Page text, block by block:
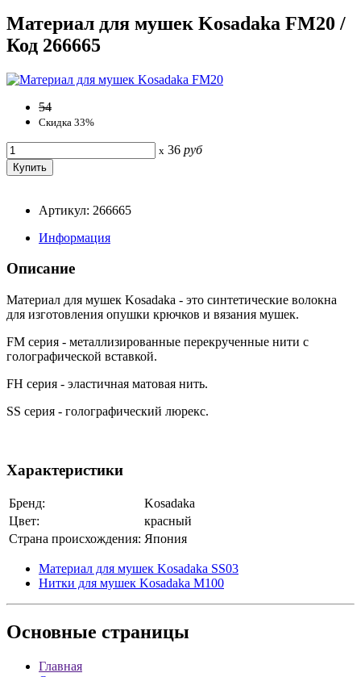
Материал для мушек Kosadaka FM20 /
Код 266665
54
Скидка 33%
x 36 руб
Артикул: 266665
Информация
Описание
Материал для мушек Kosadaka - это синтетические волокна
для изготовления опушки крючков и вязания мушек.
FM серия - металлизированные перекрученные нити с
голографической вставкой.
FH серия - эластичная матовая нить.
SS серия - голографический люрекс.
Характеристики
Бренд:
Kosadaka
Цвет:
красный
Страна происхождения: Япония
Материал для мушек Kosadaka SS03
Нитки для мушек Kosadaka M100
Основные страницы
Главная